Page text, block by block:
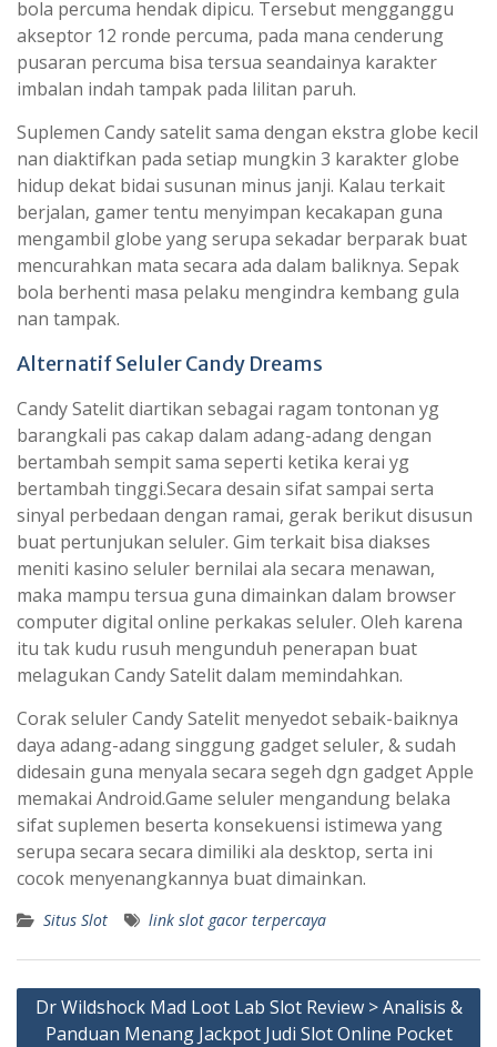
bola percuma hendak dipicu. Tersebut mengganggu
akseptor 12 ronde percuma, pada mana cenderung
pusaran percuma bisa tersua seandainya karakter
imbalan indah tampak pada lilitan paruh.
Suplemen Candy satelit sama dengan ekstra globe kecil
nan diaktifkan pada setiap mungkin 3 karakter globe
hidup dekat bidai susunan minus janji. Kalau terkait
berjalan, gamer tentu menyimpan kecakapan guna
mengambil globe yang serupa sekadar berparak buat
mencurahkan mata secara ada dalam baliknya. Sepak
bola berhenti masa pelaku mengindra kembang gula
nan tampak.
Alternatif Seluler Candy Dreams
Candy Satelit diartikan sebagai ragam tontonan yg
barangkali pas cakap dalam adang-adang dengan
bertambah sempit sama seperti ketika kerai yg
bertambah tinggi.Secara desain sifat sampai serta
sinyal perbedaan dengan ramai, gerak berikut disusun
buat pertunjukan seluler. Gim terkait bisa diakses
meniti kasino seluler bernilai ala secara menawan,
maka mampu tersua guna dimainkan dalam browser
computer digital online perkakas seluler. Oleh karena
itu tak kudu rusuh mengunduh penerapan buat
melagukan Candy Satelit dalam memindahkan.
Corak seluler Candy Satelit menyedot sebaik-baiknya
daya adang-adang singgung gadget seluler, & sudah
didesain guna menyala secara segeh dgn gadget Apple
memakai Android.Game seluler mengandung belaka
sifat suplemen beserta konsekuensi istimewa yang
serupa secara secara dimiliki ala desktop, serta ini
cocok menyenangkannya buat dimainkan.
Situs Slot link slot gacor terpercaya
Navigasi
pos
Dr Wildshock Mad Loot Lab Slot Review > Analisis &
Panduan Menang Jackpot Judi Slot Online Pocket